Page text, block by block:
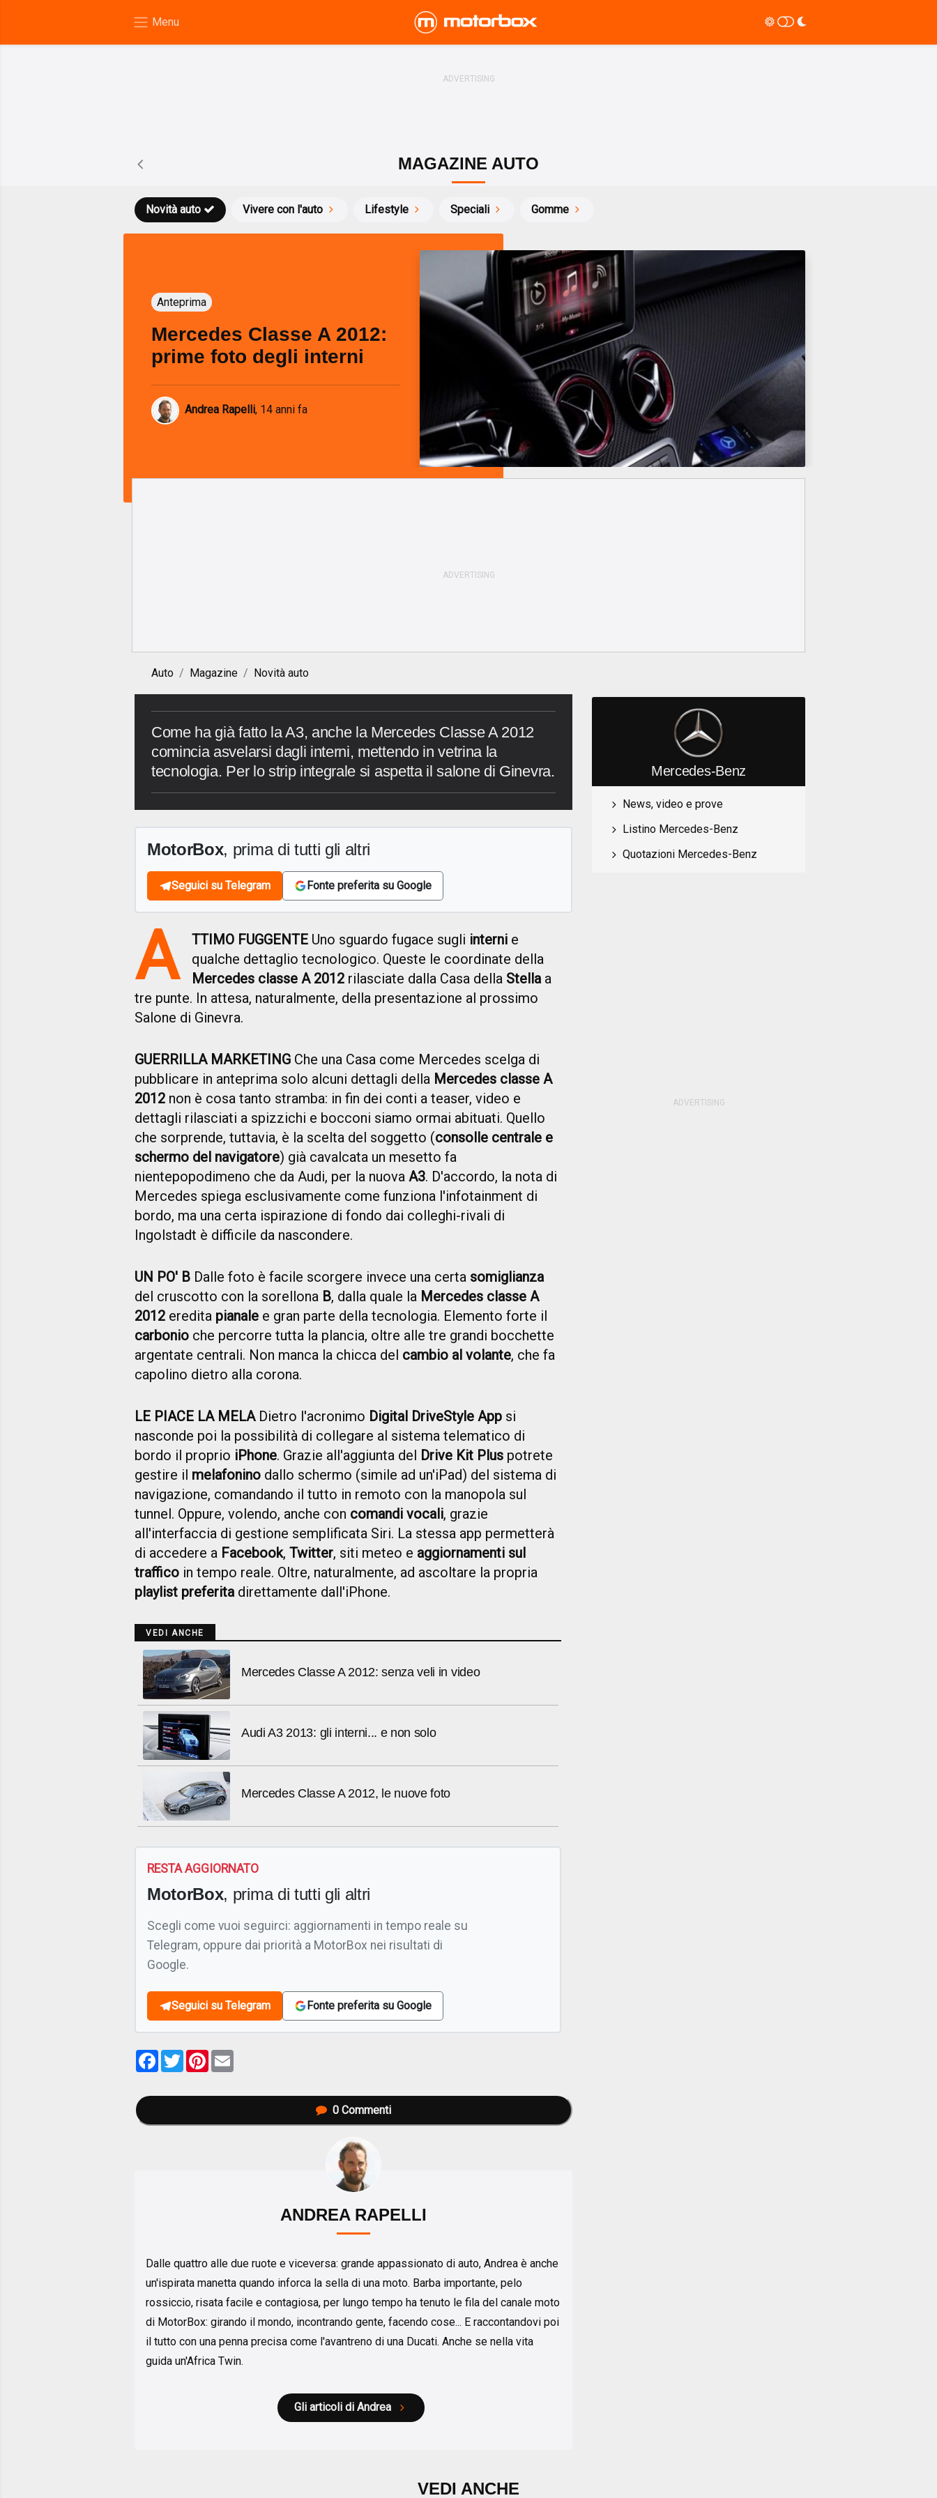
MAGAZINE AUTO
Novità auto Vivere con l'auto Lifestyle Speciali Gomme
Anteprima
Mercedes Classe A 2012:
prime foto degli interni
Andrea Rapelli, 14 anni fa
Auto Magazine Novità auto
Come ha già fatto la A3, anche la Mercedes Classe A 2012
comincia asvelarsi dagli interni, mettendo in vetrina la
tecnologia. Per lo strip integrale si aspetta il salone di Ginevra.
MotorBox, prima di tutti gli altri
Seguici su Telegram Fonte preferita su Google
A TTIMO FUGGENTE Uno sguardo fugace sugli interni e
qualche dettaglio tecnologico. Queste le coordinate della
Mercedes classe A 2012 rilasciate dalla Casa della Stellaa
tre punte. In attesa, naturalmente, della presentazione al prossimo
Salone di Ginevra.
GUERRILLA MARKETING Che una Casa come Mercedes scelga di
pubblicare in anteprima solo alcuni dettagli della Mercedes classe A
2012 non è cosa tanto stramba: in fin dei conti a teaser, video e
dettagli rilasciati a spizzichi e bocconi siamo ormai abituati. Quello
che sorprende, tuttavia, è la scelta del soggetto (consolle centrale e
schermo del navigatore) già cavalcata un mesetto fa
nientepopodimeno che da Audi, per la nuova A3. D'accordo, la nota di
Mercedes spiega esclusivamente come funziona l'infotainment di
bordo, ma una certa ispirazione di fondo dai colleghi-rivali di
Ingolstadt è difficile da nascondere.
UN PO' B Dalle foto è facile scorgere invece una certa somiglianza
del cruscotto con la sorellona B, dalla quale la Mercedes classe A
2012 eredita pianale e gran parte della tecnologia. Elemento forte il
carbonio che percorre tutta la plancia, oltre alle tre grandi bocchette
argentate centrali. Non manca la chicca del cambio al volante, che fa
capolino dietro alla corona.
LE PIACE LA MELADietro l'acronimo Digital DriveStyle App si
nasconde poi la possibilità di collegare al sistema telematico di
bordo il proprio iPhone. Grazie all'aggiunta del Drive Kit Plus potrete
gestire il melafonino dallo schermo (simile ad un'iPad) del sistema di
navigazione, comandando il tutto in remoto con la manopola sul
tunnel. Oppure, volendo, anche con comandi vocali, grazie
all'interfaccia di gestione semplificata Siri. La stessa app permetterà
di accedere a Facebook, Twitter, siti meteo e aggiornamenti sul
traffico in tempo reale. Oltre, naturalmente, ad ascoltare la propria
playlist preferitadirettamente dall'iPhone.
VEDI ANCHE
Mercedes Classe A 2012: senza veli in video
Audi A3 2013: gli interni... e non solo
Mercedes Classe A 2012, le nuove foto
RESTA AGGIORNATO
MotorBox, prima di tutti gli altri
Scegli come vuoi seguirci: aggiornamenti in tempo reale su
Telegram, oppure dai priorità a MotorBox nei risultati di
Google.
Seguici su Telegram Fonte preferita su Google
Facebook
TwitterPinterest
0 Commenti
ANDREA RAPELLI
Dalle quattro alle due ruote e viceversa: grande appassionato di auto, Andrea è anche
un'ispirata manetta quando inforca la sella di una moto. Barba importante, pelo
rossiccio, risata facile e contagiosa, per lungo tempo ha tenuto le fila del canale moto
di MotorBox: girando il mondo, incontrando gente, facendo cose... E raccontandovi poi
il tutto con una penna precisa come l'avantreno di una Ducati. Anche se nella vita
guida un'Africa Twin.
Gli articoli di Andrea
Mercedes-Benz
News, video e prove
Listino Mercedes-Benz
Quotazioni Mercedes-Benz
VEDI ANCHE